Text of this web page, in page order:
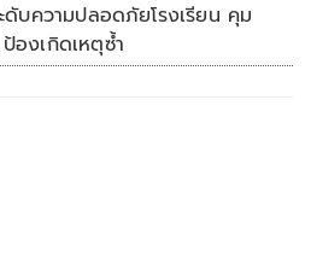
ดับความปลอดภัยโรงเรียน คุม
องเกิดเหตุซ้ำ